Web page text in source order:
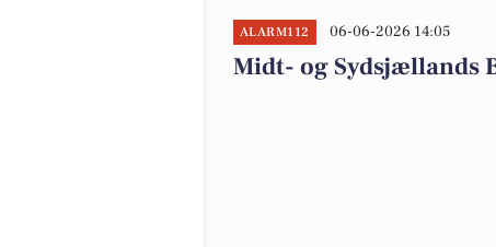
ALARM112 06-06-2026 14:05
Midt- og Sydsjællands